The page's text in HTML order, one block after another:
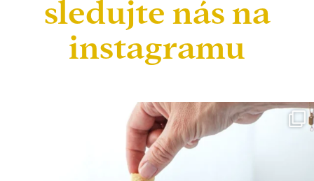
sledujte nás na
instagramu